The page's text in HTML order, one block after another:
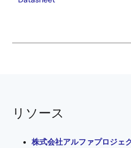
リソース
株式会社アルファプロジェ